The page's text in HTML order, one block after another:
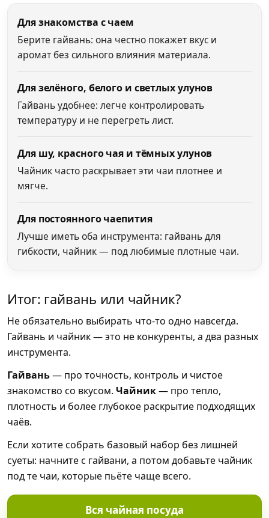
Для знакомства с чаем
Берите гайвань: она честно покажет вкус и
аромат без сильного влияния материала.
Для зелёного, белого и светлых улунов
Гайвань удобнее: легче контролировать
температуру и не перегреть лист.
Для шу, красного чая и тёмных улунов
Чайник часто раскрывает эти чаи плотнее и
мягче.
Для постоянного чаепития
Лучше иметь оба инструмента: гайвань для
гибкости, чайник — под любимые плотные чаи.
Итог: гайвань или чайник?
Не обязательно выбирать что-то одно навсегда.
Гайвань и чайник — это не конкуренты, а два разных
инструмента.
Гайвань— про точность, контроль и чистое
знакомство со вкусом. Чайник— про тепло,
плотность и более глубокое раскрытие подходящих
чаёв.
Если хотите собрать базовый набор без лишней
суеты: начните с гайвани, а потом добавьте чайник
под те чаи, которые пьёте чаще всего.
Вся чайная посуда